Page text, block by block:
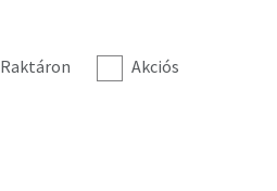
Raktáron Akciós